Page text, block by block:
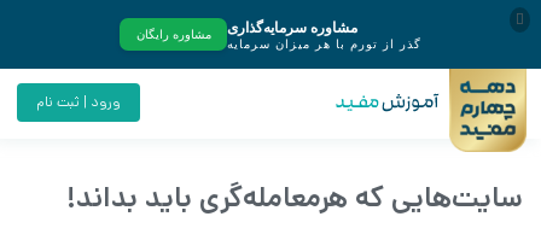
ورود | ثبت نام
سایت‌هایی که هرمعامله‌گری باید بداند!